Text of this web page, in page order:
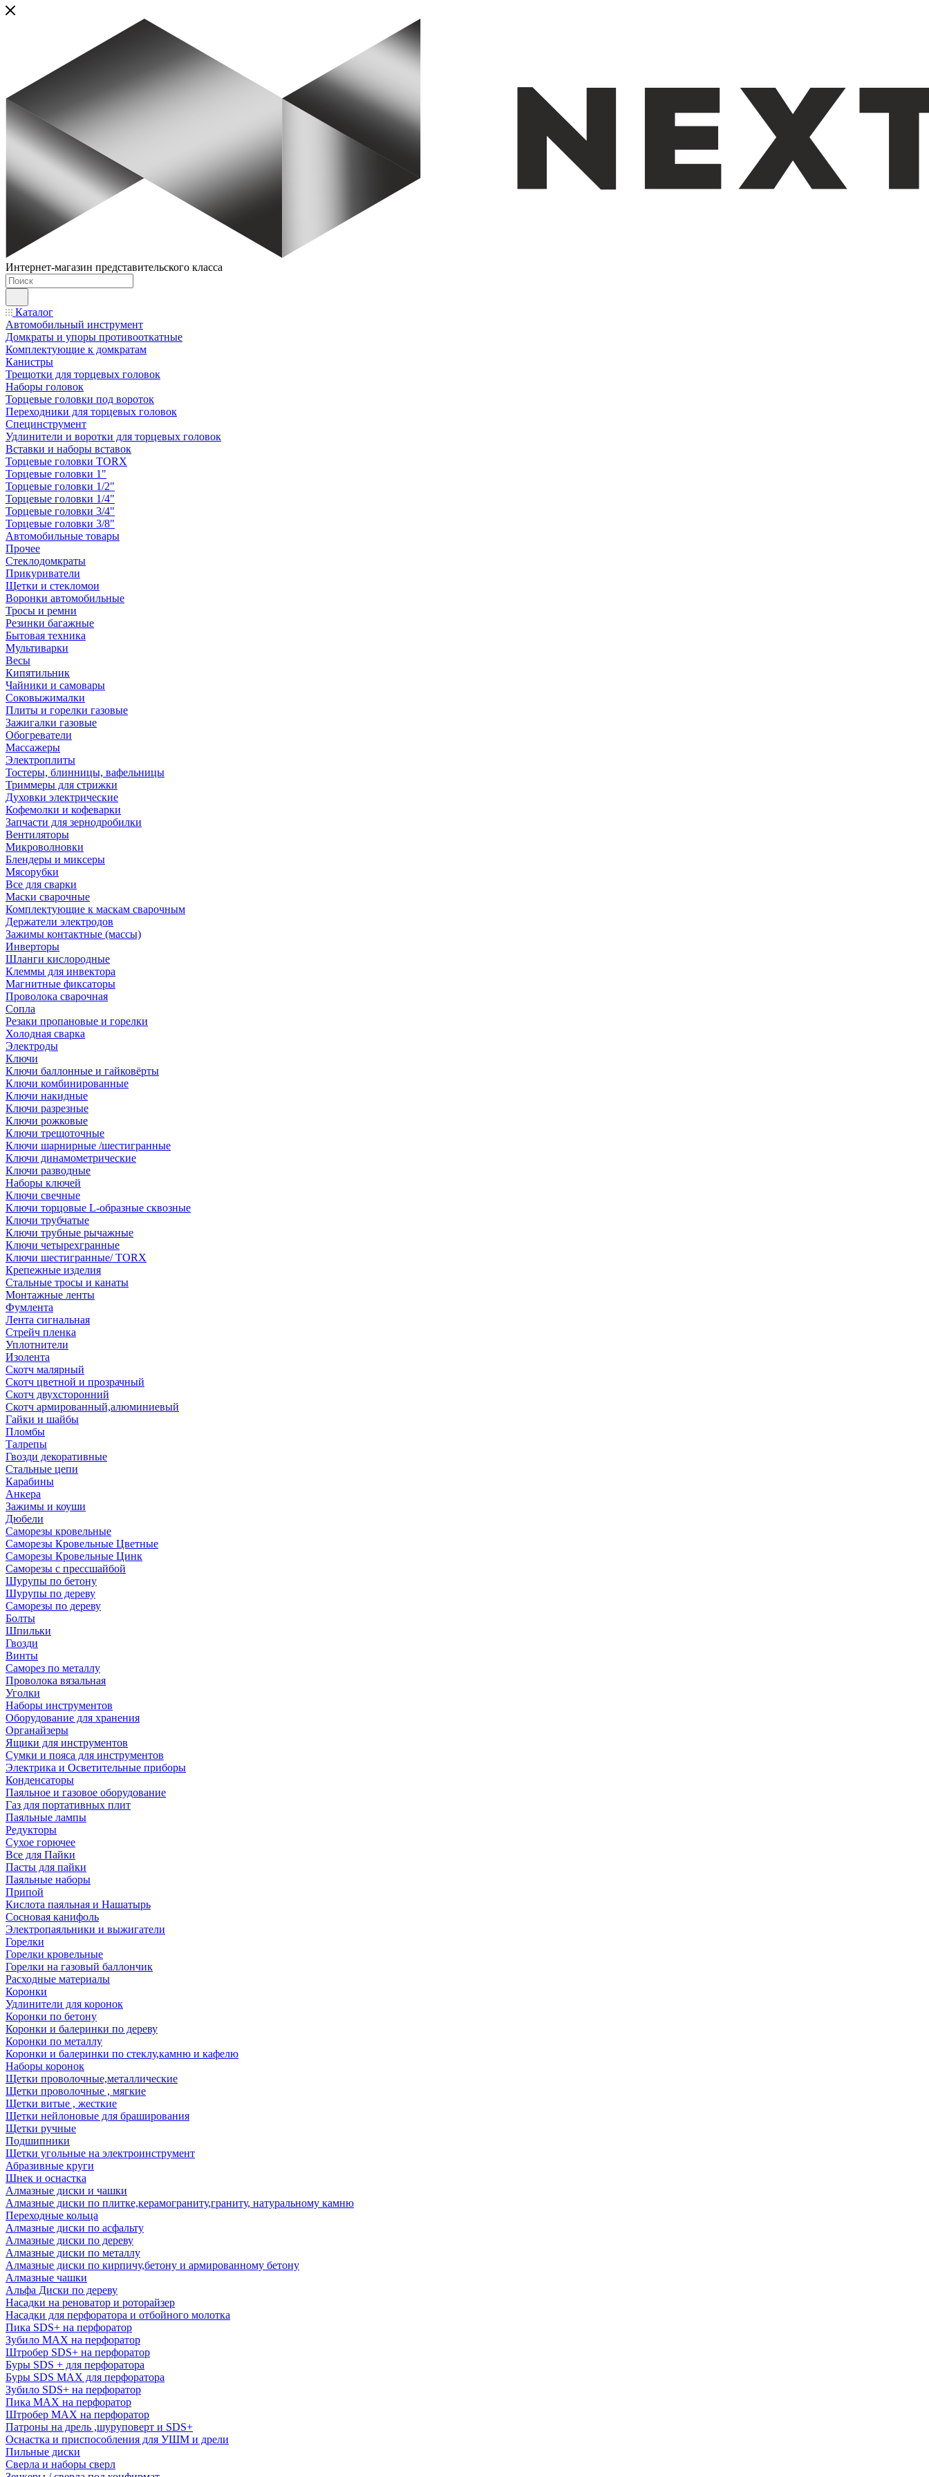
Интернет-магазин представительского класса
Каталог
Автомобильный инструмент
Домкраты и упоры противооткатные
Комплектующие к домкратам
Канистры
Трещотки для торцевых головок
Наборы головок
Торцевые головки под вороток
Переходники для торцевых головок
Специнструмент
Удлинители и воротки для торцевых головок
Вставки и наборы вставок
Торцевые головки TORX
Торцевые головки 1"
Торцевые головки 1/2"
Торцевые головки 1/4"
Торцевые головки 3/4"
Торцевые головки 3/8"
Автомобильные товары
Прочее
Стеклодомкраты
Прикуриватели
Щетки и стекломои
Воронки автомобильные
Тросы и ремни
Резинки багажные
Бытовая техника
Мультиварки
Весы
Кипятильник
Чайники и самовары
Соковыжималки
Плиты и горелки газовые
Зажигалки газовые
Обогреватели
Массажеры
Электроплиты
Тостеры, блинницы, вафельницы
Триммеры для стрижки
Духовки электрические
Кофемолки и кофеварки
Запчасти для зернодробилки
Вентиляторы
Микроволновки
Блендеры и миксеры
Мясорубки
Все для сварки
Маски сварочные
Комплектующие к маскам сварочным
Держатели электродов
Зажимы контактные (массы)
Инверторы
Шланги кислородные
Клеммы для инвектора
Магнитные фиксаторы
Проволока сварочная
Сопла
Резаки пропановые и горелки
Холодная сварка
Электроды
Ключи
Ключи баллонные и гайковёрты
Ключи комбинированные
Ключи накидные
Ключи разрезные
Ключи рожковые
Ключи трещоточные
Ключи шарнирные /шестигранные
Ключи динамометрические
Ключи разводные
Наборы ключей
Ключи свечные
Ключи торцовые L-образные сквозные
Ключи трубчатые
Ключи трубные рычажные
Ключи четырехгранные
Ключи шестигранные/ TORX
Крепежные изделия
Стальные тросы и канаты
Монтажные ленты
Фумлента
Лента сигнальная
Стрейч пленка
Уплотнители
Изолента
Скотч малярный
Скотч цветной и прозрачный
Скотч двухсторонний
Скотч армированный,алюминиевый
Гайки и шайбы
Пломбы
Талрепы
Гвозди декоративные
Стальные цепи
Карабины
Анкера
Зажимы и коуши
Дюбели
Саморезы кровельные
Саморезы Кровельные Цветные
Саморезы Кровельные Цинк
Саморезы с прессшайбой
Шурупы по бетону
Шурупы по дереву
Саморезы по дереву
Болты
Шпильки
Гвозди
Винты
Саморез по металлу
Проволока вязальная
Уголки
Наборы инструментов
Оборудование для хранения
Органайзеры
Ящики для инструментов
Сумки и пояса для инструментов
Электрика и Осветительные приборы
Конденсаторы
Паяльное и газовое оборудование
Газ для портативных плит
Паяльные лампы
Редукторы
Сухое горючее
Все для Пайки
Пасты для пайки
Паяльные наборы
Припой
Кислота паяльная и Нашатырь
Сосновая канифоль
Электропаяльники и выжигатели
Горелки
Горелки кровельные
Горелки на газовый баллончик
Расходные материалы
Коронки
Удлинители для коронок
Коронки по бетону
Коронки и балеринки по дереву
Коронки по металлу
Коронки и балеринки по стеклу,камню и кафелю
Наборы коронок
Щетки проволочные,металлические
Щетки проволочные , мягкие
Щетки витые , жесткие
Щетки нейлоновые для браширования
Щетки ручные
Подшипники
Щетки угольные на электроинструмент
Абразивные круги
Шнек и оснастка
Алмазные диски и чашки
Алмазные диски по плитке,керамограниту,граниту, натуральному камню
Переходные кольца
Алмазные диски по асфальту
Алмазные диски по дереву
Алмазные диски по металлу
Алмазные диски по кирпичу,бетону и армированному бетону
Алмазные чашки
Альфа Диски по дереву
Насадки на реноватор и роторайзер
Насадки для перфоратора и отбойного молотка
Пика SDS+ на перфоратор
Зубило MAX на перфоратор
Штробер SDS+ на перфоратор
Буры SDS + для перфоратора
Буры SDS MAX для перфоратора
Зубило SDS+ на перфоратор
Пика MAX на перфоратор
Штробер MAX на перфоратор
Патроны на дрель ,шуруповерт и SDS+
Оснастка и приспособления для УШМ и дрели
Пильные диски
Сверла и наборы сверл